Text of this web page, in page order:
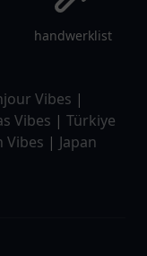
handwerklist
Vibes |
Vibes | Türkiye
Vibes | Japan